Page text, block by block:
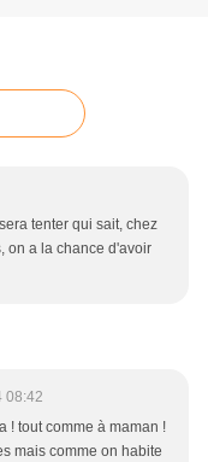
tenter qui sait, chez
on a la chance d'avoir
08:42
! tout comme à maman !
mais comme on habite